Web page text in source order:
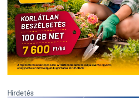
Hirdetés